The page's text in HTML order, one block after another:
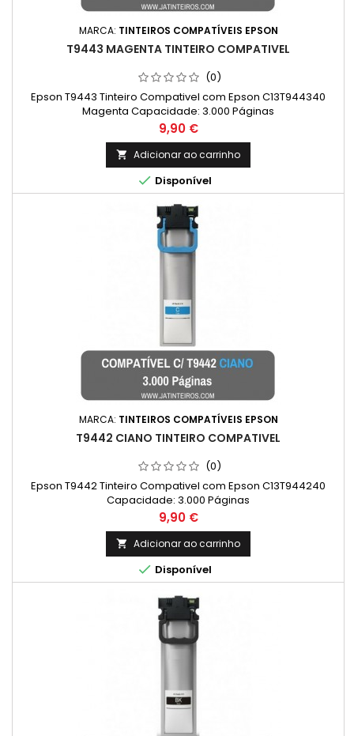
MARCA: TINTEIROS COMPATÍVEIS EPSON
T9443 MAGENTA TINTEIRO COMPATIVEL
(0)
Epson T9443 Tinteiro Compativel com Epson C13T944340
Magenta Capacidade: 3.000 Páginas
Preço
9,90 €
 Adicionar ao carrinho
 Disponível
MARCA: TINTEIROS COMPATÍVEIS EPSON
T9442 CIANO TINTEIRO COMPATIVEL
(0)
Epson T9442 Tinteiro Compativel com Epson C13T944240
Capacidade: 3.000 Páginas
Preço
9,90 €
 Adicionar ao carrinho
 Disponível